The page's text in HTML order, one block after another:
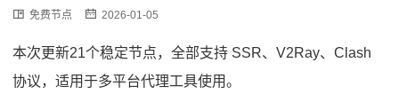
免费节点 2026-01-05
本次更新21个稳定节点，全部支持 SSR、V2Ray、Clash
协议，适用于多平台代理工具使用。